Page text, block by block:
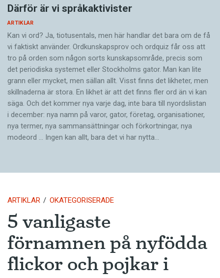
Därför är vi språkaktivister
ARTIKLAR
Kan vi ord? Ja, tiotusentals, men här handlar det bara om de få
vi faktiskt använder. Ordkunskapsprov och ordquiz får oss att
tro på orden som någon sorts kunskapsområde, precis som
det periodiska systemet eller Stockholms gator. Man kan lite
grann eller mycket, men sällan allt. Visst finns det likheter, men
skillnaderna är stora. En likhet är att det finns fler ord än vi kan
säga. Och det kommer nya varje dag, inte bara till nyordslistan
i december: nya namn på varor, gator, företag, organisationer,
nya termer, nya samman­sättningar och förkortningar, nya
modeord … Ingen kan allt, bara det vi har nytta…
ARTIKLAR OKATEGORISERADE
5 vanligaste
förnamnen på nyfödda
flickor och pojkar i